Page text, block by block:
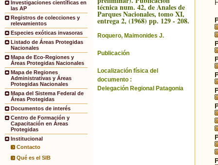
Investigaciones científicas en
las AP
Registros de colecciones y
relevamientos
Especies exóticas invasoras
Listado de Áreas Protegidas
Nacionales
Mapa de Eco-Regiones y
Áreas Protegidas Nacionales
Mapa de Regiones
Administrativas y Áreas
Protegidas Nacionales
Mapa del Sistema Federal de
Áreas Protegidas
Documentos de interés
Centro de Formación y
Capacitación en Áreas
Protegidas
Institucional
Contacto
Qué es el SIB
técnica num. 42, de Anales de
Parques Nacionales, tomo XI,
entrega 2, (1968) pp. 129 - 208.
Roquero, Maimonides J.
Publicación
Localización física del
documento :
Delegación Regional Patagonia